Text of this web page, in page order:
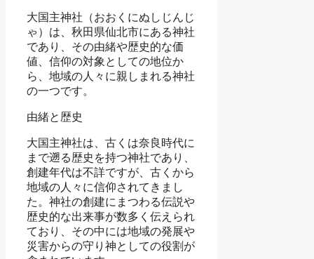
大国主神社（おおくにぬしじんじ
ゃ）は、秋田県仙北市にある神社
であり、その由緒や歴史的な価
値、信仰の対象としての地位か
ら、地域の人々に親しまれる神社
の一つです。
由緒と歴史
大国主神社は、古くは奈良時代に
まで遡る歴史を持つ神社であり、
創建年代は不詳ですが、古くから
地域の人々に信仰されてきまし
た。神社の創建にまつわる伝説や
歴史的な出来事が数多く伝えられ
ており、その中には地域の発展や
災害からの守り神としての役割が